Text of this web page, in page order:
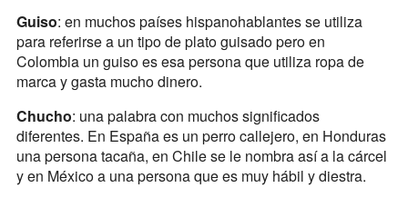
Guiso: en muchos países hispanohablantes se utiliza
para referirse a un tipo de plato guisado pero en
Colombia un guiso es esa persona que utiliza ropa de
marca y gasta mucho dinero.
Chucho: una palabra con muchos significados
diferentes. En España es un perro callejero, en Honduras
una persona tacaña, en Chile se le nombra así a la cárcel
y en México a una persona que es muy hábil y diestra.